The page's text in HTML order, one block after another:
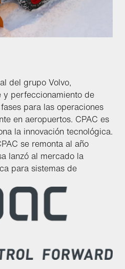
del grupo Volvo,
y perfeccionamiento de
para las operaciones
en aeropuertos. CPAC es
la innovación tecnológica.
se remonta al año
lanzó al mercado la
para sistemas de